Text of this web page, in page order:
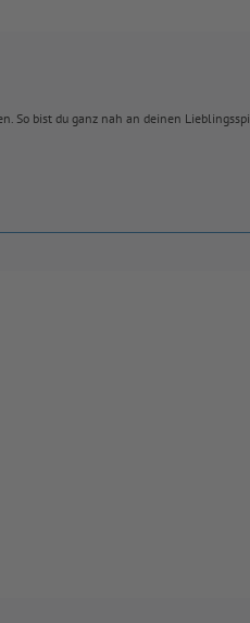
So bist du ganz nah an deinen